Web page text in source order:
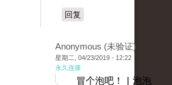
回复
Anonymous (未验证)
星期二, 04/23/2019 - 12:22
永久连接
冒个泡吧！ | 泡泡